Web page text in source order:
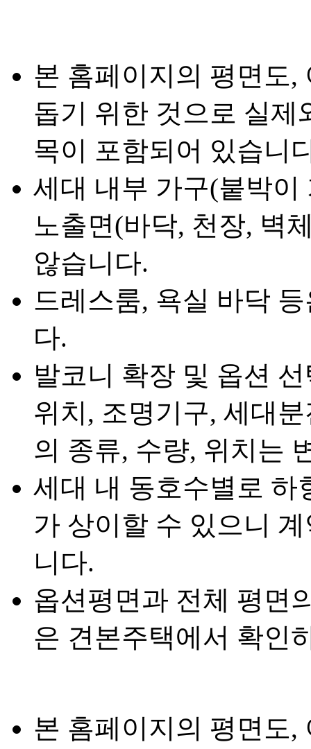
본 홈페이지의 평면도,
돕기 위한 것으로 실제
목이 포함되어 있습니
세대 내부 가구(붙박
노출면(바닥, 천장, 벽
않습니다.
드레스룸, 욕실 바닥
다.
발코니 확장 및 옵션
위치, 조명기구, 세대
의 종류, 수량, 위치는
세대 내 동호수별로 하
가 상이할 수 있으니
니다.
옵션평면과 전체 평면
은 견본주택에서 확인
본 홈페이지의 평면도,